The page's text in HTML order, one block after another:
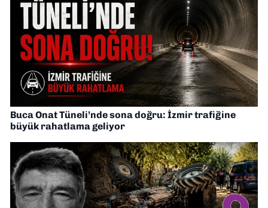
Buca Onat Tüneli’nde sona doğru: İzmir trafiğine
büyük rahatlama geliyor